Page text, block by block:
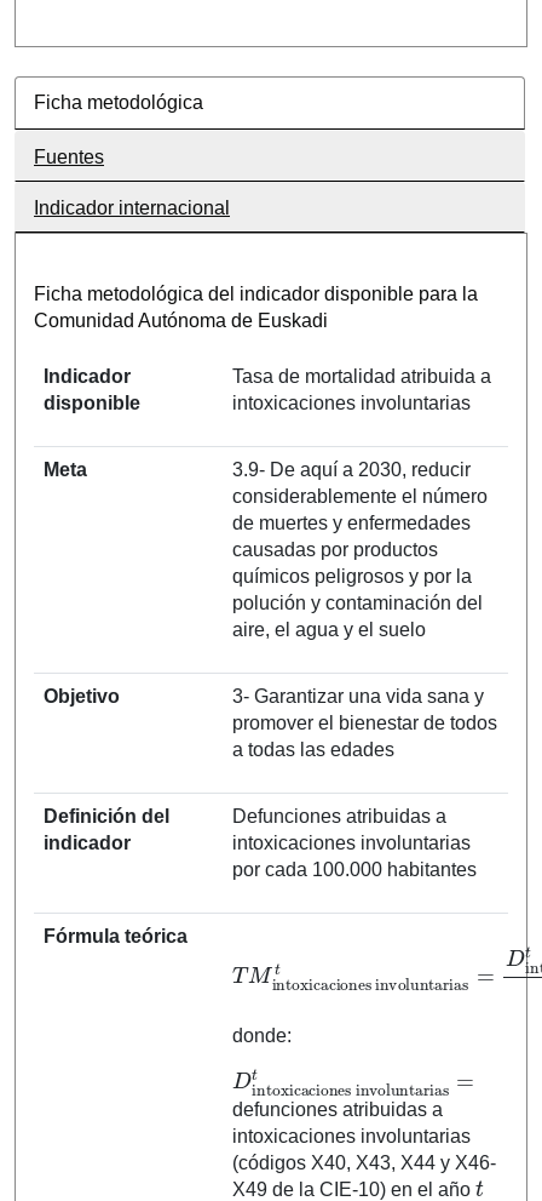
Ficha metodológica
Fuentes
Indicador internacional
Ficha metodológica del indicador disponible para la
Comunidad Autónoma de Euskadi
Indicador
disponible
Tasa de mortalidad atribuida a
intoxicaciones involuntarias
Meta
3.9- De aquí a 2030, reducir
considerablemente el número
de muertes y enfermedades
causadas por productos
químicos peligrosos y por la
polución y contaminación del
aire, el agua y el suelo
Objetivo
3- Garantizar una vida sana y
promover el bienestar de todos
a todas las edades
Definición del
indicador
Defunciones atribuidas a
intoxicaciones involuntarias
por cada 100.000 habitantes
Fórmula teórica
donde:
D
intoxicaciones involuntarias
defunciones atribuidas a
intoxicaciones involuntarias
(códigos X40, X43, X44 y X46-
X49 de la CIE-10) en el año
t